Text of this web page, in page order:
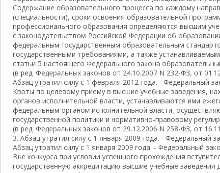
Содержание образовательного процесса по каждому
(специальности), сроки освоения образовательной
профессионального образования определяются высшим
с законодательством Российской Федерации об
федеральным государственным образовательным
государственными требованиями, а также
статьи 5 настоящего Федерального закона
(в ред. Федеральных законов от 24.10.2007 N 232-ФЗ, от
Абзац утратил силу с 1 февраля 2012 года. - Федеральный
Квоты по целевому приему в высшие учебные заведения,
органов исполнительной власти, устанавливаются ими
федеральным органом исполнительной власти,
государственной политики и нормативно-правовому
(в ред. Федеральных законов от 29.12.2006 N 258-ФЗ, от
3. Абзац утратил силу с 1 января 2009 года. - Федеральный
Абзац утратил силу с 1 января 2009 года. - Федеральный
Вне конкурса при условии успешного прохождения
государственную аккредитацию высшие учебные заведения